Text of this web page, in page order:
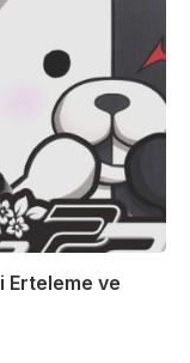
Erteleme ve